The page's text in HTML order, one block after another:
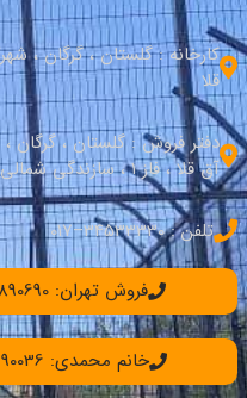
کارخانه : گلستان ، گرگان ،
قلا
دفتر فروش : گلستان ،
آق قلا ، فاز 1 ، سازندگی شمالی
تلفن : 34533330–017
فروش تهران: 09124890690
خانم محمدی: 09116690036